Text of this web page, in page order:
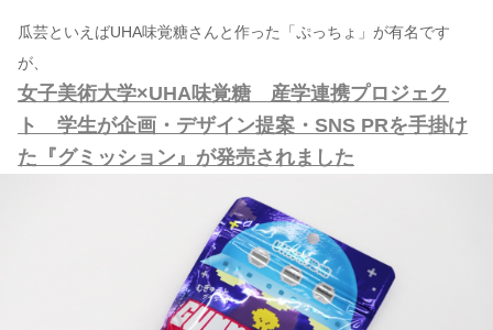
瓜芸といえばUHA味覚糖さんと作った「ぷっちょ」が有名です
が、
女子美術大学×UHA味覚糖 産学連携プロジェク
ト 学生が企画・デザイン提案・SNS PRを手掛け
た『グミッション』が発売されました